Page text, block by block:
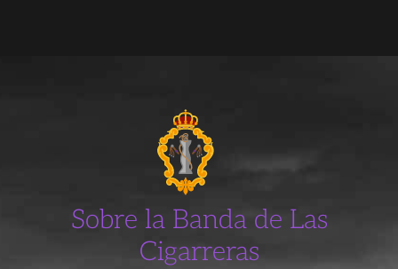
Sobre la Banda de Las
Cigarreras